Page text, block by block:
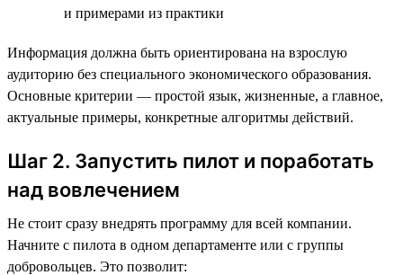
и примерами из практики
Информация должна быть ориентирована на взрослую
аудиторию без специального экономического образования.
Основные критерии — простой язык, жизненные, а главное,
актуальные примеры, конкретные алгоритмы действий.
Шаг 2. Запустить пилот и поработать
над вовлечением
Не стоит сразу внедрять программу для всей компании.
Начните с пилота в одном департаменте или с группы
добровольцев. Это позволит: